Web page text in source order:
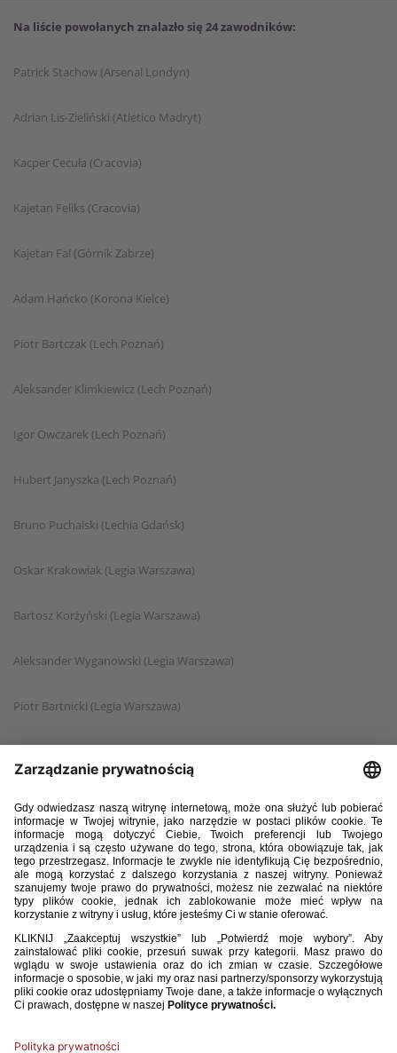
Na liście powołanych znalazło się 24 zawodników:
Patrick Stachow (Arsenal Londyn)
Adrian Lis-Zieliński (Atletico Madryt)
Kacper Cecuła (Cracovia)
Kajetan Feliks (Cracovia)
Kajetan Fal (Górnik Zabrze)
Adam Hańcko (Korona Kielce)
Piotr Bartczak (Lech Poznań)
Aleksander Klimkiewicz (Lech Poznań)
Igor Owczarek (Lech Poznań)
Hubert Janyszka (Lech Poznań)
Bruno Puchalski (Lechia Gdańsk)
Oskar Krakowiak (Legia Warszawa)
Bartosz Korżyński (Legia Warszawa)
Aleksander Wyganowski (Legia Warszawa)
Piotr Bartnicki (Legia Warszawa)
Kacper Berkowski (Pogoń Szczecin)
Krystian Siedlaczek (Raków Częstochowa)
Antoni Kobosz (Stal Rzeszów)
Tomasz Pytlak (Śląsk Wrocław)